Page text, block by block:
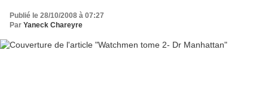
Publié le 28/10/2008 à 07:27
Par Yaneck Chareyre